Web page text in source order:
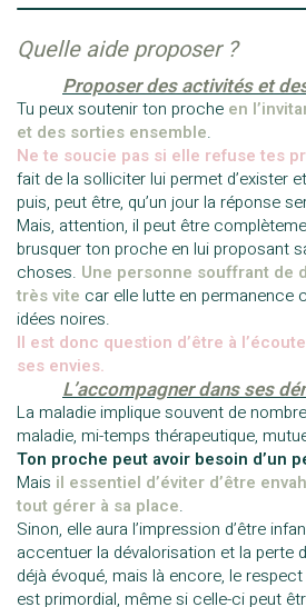
Quelle aide proposer ?
Proposer des activités et
Tu peux soutenir ton proche en
et des sorties ensemble.
Ne te soucie pas si elle refuse tes
fait de la solliciter lui permet d’exister
puis, peut être, qu’un jour la réponse
Mais, attention, il peut être
brusquer ton proche en lui proposant
choses. Une personne souffrant de
très vite car elle lutte en permanence
idées noires.
Il est donc question d’être à
ses envies.
L’accompagner dans ses
La maladie implique souvent de
maladie, mi-temps thérapeutique,
Ton proche peut avoir besoin d’un
Mais il essentiel d’éviter d’être
tout gérer à sa place.
Sinon, elle aura l’impression d’être
accentuer la dévalorisation et la perte
déjà évoqué, mais là encore, le respect
est primordial, même si celle-ci peut